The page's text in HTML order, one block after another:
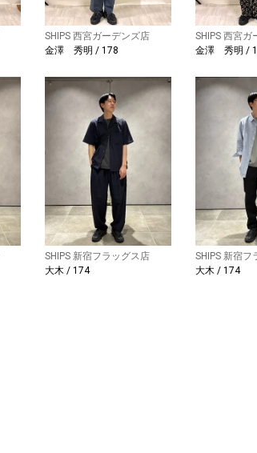
SHIPS 西宮ガーデンズ店
金澤 秀明 / 178
SHIPS 西宮ガ
金澤 秀明 /
SHIPS 新宿フラッグス店
大木 / 174
SHIPS 新宿フ
大木 / 174